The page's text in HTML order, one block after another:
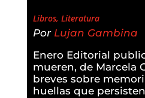
Libros, Literatura
Por Lujan Gambina
Enero Editorial
mueren, de Marcela
breves sobre
huellas que